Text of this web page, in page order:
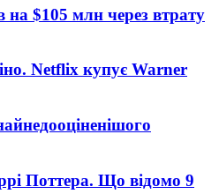
$105 млн через втрату
Netflix купує Warner
Поттера. Що відомо 9